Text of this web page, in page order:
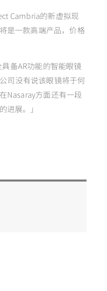
Cambria的新虚拟现
是一款高端产品，价格
备AR功能的智能眼镜
司没有说该眼镜将于何
Nasaray方面还有一段
进展。」